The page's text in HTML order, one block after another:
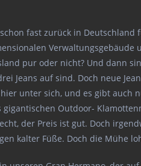
fast zurück in Deutschland
Verwaltungsgebäude
pur oder nicht? Und dann
Jeans auf sind. Doch neue
unter sich, und es gibt auch
Outdoor-
der Preis ist gut. Doch
kalter Füße. Doch die Mühe